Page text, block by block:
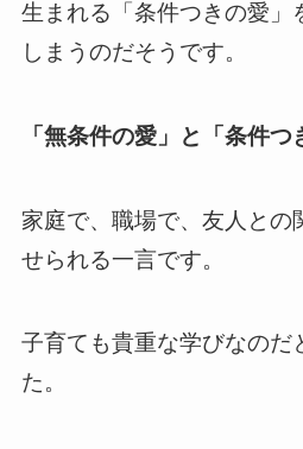
生まれる「条件つきの愛」
しまうのだそうです。
「無条件の愛」と「条件つ
家庭で、職場で、友人との
せられる一言です。
子育ても貴重な学びなのだ
た。